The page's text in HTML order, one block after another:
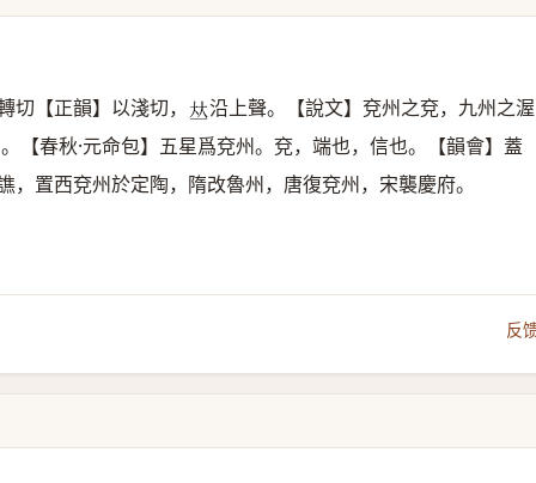
切【正韻】以淺切， 𠀤沿上聲。【說文】兗州之兗，九州之渥
【春秋·元命包】五星爲兗州。兗，端也，信也。【韻會】蓋
，置西兗州於定陶，隋改魯州，唐復兗州，宋襲慶府。
反